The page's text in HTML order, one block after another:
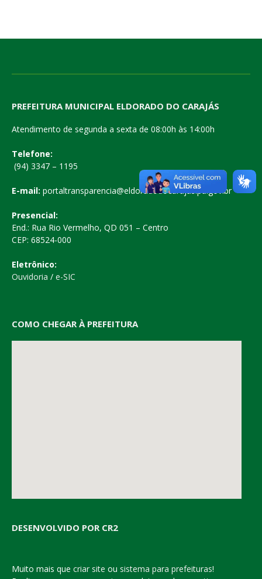
PREFEITURA MUNICIPAL ELDORADO DO CARAJÁS
Atendimento de segunda a sexta de 08:00h às 14:00h
Telefone:
(94) 3347 – 1195
E-mail: portaltransparencia@eldoradodocarajas.pa.gov.br
Presencial:
End.: Rua Rio Vermelho, QD 051 – Centro
CEP: 68524-000
Eletrônico:
Ouvidoria / e-SIC
COMO CHEGAR À PREFEITURA
DESENVOLVIDO POR CR2
Muito mais que criar site ou sistema para prefeituras!